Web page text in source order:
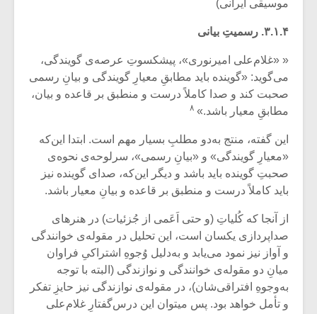
موسیقی ایرانی)
۳.۱.۴. رسمیتِ بیانی
« «غلام‌علی امیرنوری»، پیشکسوتِ عرصه‌ی گویندگی،
می‌گوید: «گوینده باید مطابقِ معیارِ گویندگی و بیانِ رسمی
صحبت کند و صدا کاملاً درست و منطبق بر قاعده و بیان،
مطابقِ معیار باشد.» ۸
این گفته، منتج به‌دو مطلبِ بسیار مهم است. ابتدا این‌که
«معیارِ گویندگی» و «بیانِ رسمی»، سرلوحه‌ی نحوه‌ی
صحبتِ گوینده باید باشد و دیگر این‌که، صدای گوینده نیز
باید کاملاً درست و منطبق بر قاعده و بیانِ معیار باشد.
از آنجا که کُلیاتِ (و حتی اَعَمی از جُزئیات) در هنرهای
صداپردازی یکسان است، این تحلیل در مقوله‌ی خوانندگی
و آواز نیز نمود می‌یابد و به‌دلیل وُجوهِ اشتراکیِ فراوان
میانِ دو مقوله‌ی خوانندگی و نوازندگی (البته با توجه
به‌وجوهِ افتراقی‌شان)، در مقوله‌ی نوازندگی نیز حایزِ تفکر
و تأمل خواهد بود. پس میتوان این درس‌گفتارِ غلام‌علی